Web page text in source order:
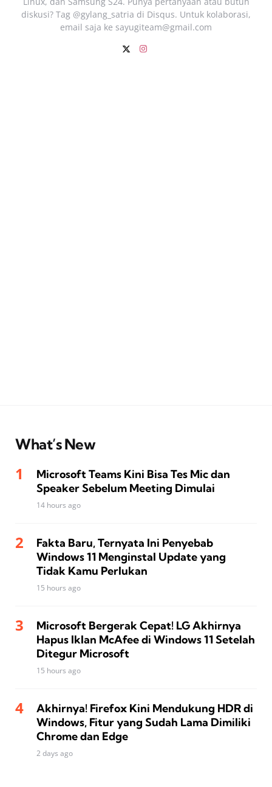
diskusi? Tag @gylang_satria di Disqus. Untuk kolaborasi,
email saja ke sayugiteam@gmail.com
What’s New
Microsoft Teams Kini Bisa Tes Mic dan
Speaker Sebelum Meeting Dimulai
14 hours ago
Fakta Baru, Ternyata Ini Penyebab
Windows 11 Menginstal Update yang
Tidak Kamu Perlukan
15 hours ago
Microsoft Bergerak Cepat! LG Akhirnya
Hapus Iklan McAfee di Windows 11 Setelah
Ditegur Microsoft
15 hours ago
Akhirnya! Firefox Kini Mendukung HDR di
Windows, Fitur yang Sudah Lama Dimiliki
Chrome dan Edge
2 days ago